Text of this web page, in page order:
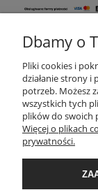
Dbamy o
Pliki cookies i
działanie strony i
potrzeb. Możesz
wszystkich tych
plików do swoich
Więcej o plikach
prywatności.